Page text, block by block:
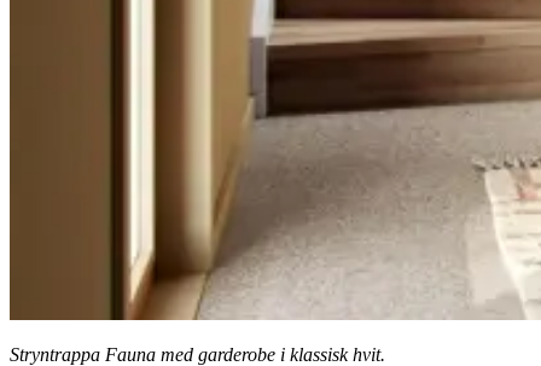
Stryntrappa Fauna med garderobe i klassisk hvit.